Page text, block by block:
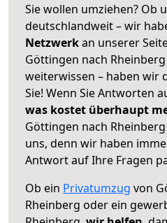
Sie wollen umziehen? Ob
deutschlandweit – wir
Netzwerkan unserer
Göttingen nach
weiterwissen – haben wir
Sie! Wenn Sie Antworten
was kostet überhaupt
Göttingen nach
uns, denn wir haben
Antwort auf Ihre Fragen
Ob ein Privatumzug von
Rheinberg oder ein